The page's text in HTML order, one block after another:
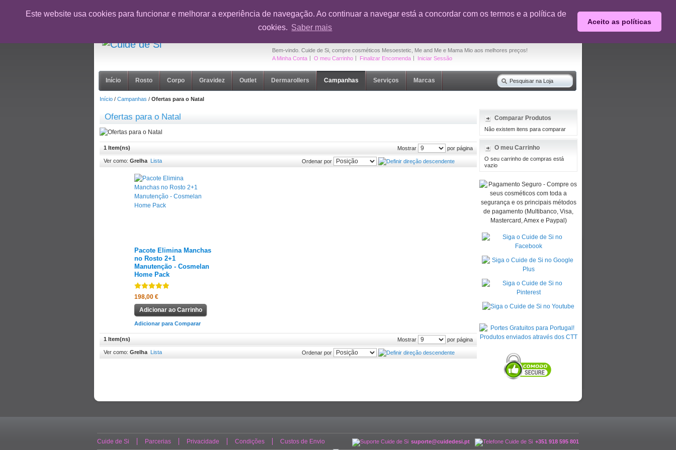
Este website usa cookies para funcionar e melhorar a experiência de navegação. Ao continuar a navegar está a concordar com os termos e a política de
cookies. Saber mais
Aceito as políticas
CUPÃO: NOVOCLIENTE26 - 10% desconto em toda a loja na sua primeira compra OUTLET Cuide de Si - Até 50% desconto em produtos selecionados
Bem-vindo. Cuide de Si, compre cosméticos Mesoestetic, Me and Me e Mama Mio aos melhores preços!
A Minha Conta
O meu Carrinho Finalizar Encomenda Iniciar Sessão
Início Rosto Corpo Gravidez Outlet Dermarollers Campanhas Serviços Marcas
Início / Campanhas / Ofertas para o Natal
Ofertas para o Natal
1 Item(ns) Mostrar por página
Ver como: Grelha Lista Ordenar por
Pacote Elimina Manchas
no Rosto 2+1
Manutenção - Cosmelan
Home Pack
198,00 €
Adicionar ao Carrinho
Adicionar para Comparar
1 Item(ns) Mostrar por página
Ver como: Grelha Lista Ordenar por
Comparar Produtos
Não existem itens para comparar
O meu Carrinho
O seu carrinho de compras está
vazio
suporte@cuidedesi.pt +351 918 595 801
Cuide de Si Parcerias Privacidade Condições Custos de Envio